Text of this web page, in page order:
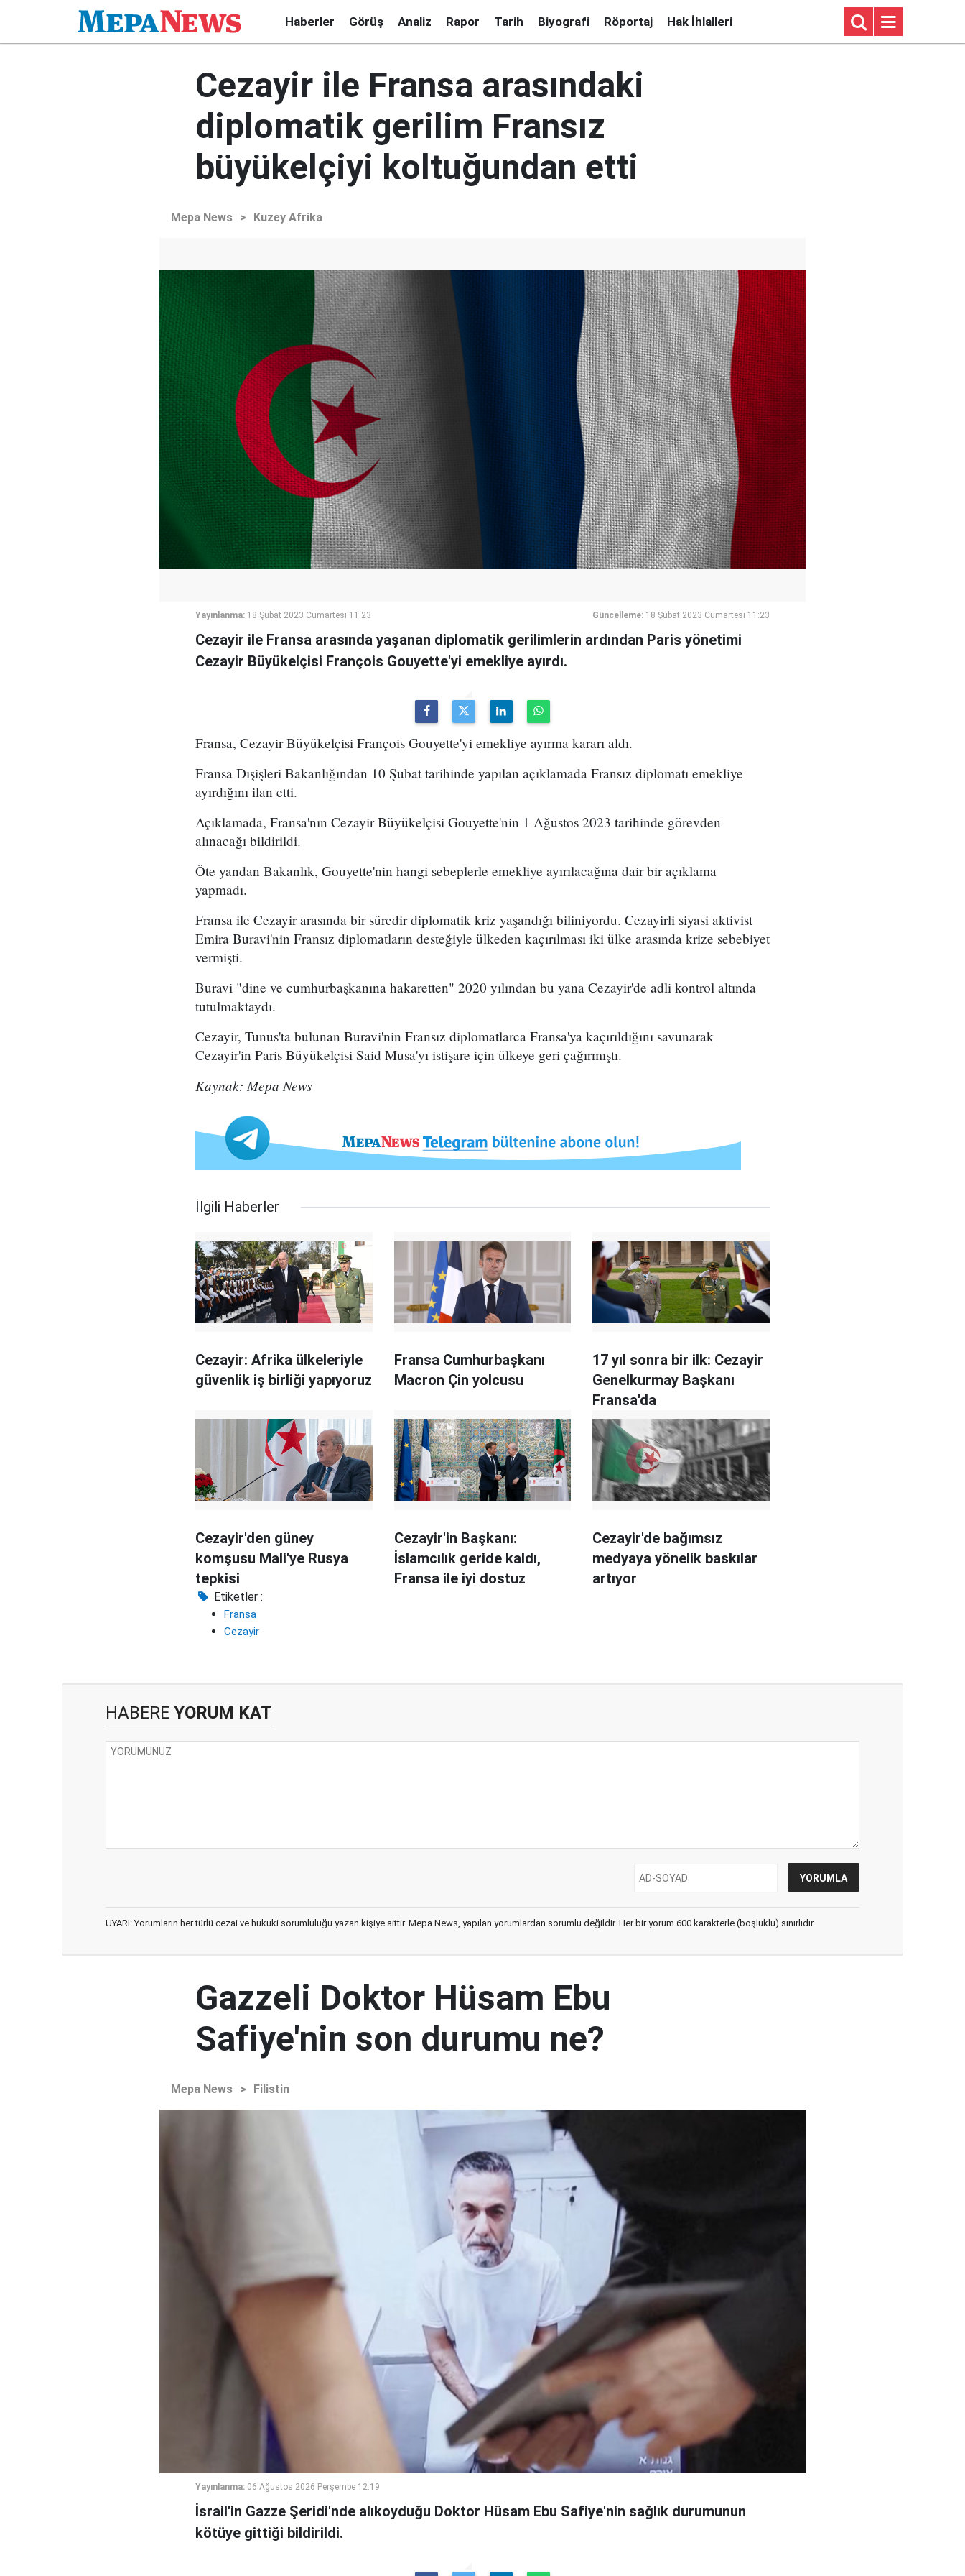
Haberler Görüş Analiz Rapor Tarih Biyografi Röportaj Hak İhlalleri
Cezayir ile Fransa arasındaki
diplomatik gerilim Fransız
büyükelçiyi koltuğundan etti
Mepa News > Kuzey Afrika
Yayınlanma: 18 Şubat 2023 Cumartesi 11:23 Güncelleme: 18 Şubat 2023 Cumartesi 11:23
Cezayir ile Fransa arasında yaşanan diplomatik gerilimlerin ardından Paris yönetimi
Cezayir Büyükelçisi François Gouyette'yi emekliye ayırdı.
Fransa, Cezayir Büyükelçisi François Gouyette'yi emekliye ayırma kararı aldı.
Fransa Dışişleri Bakanlığından 10 Şubat tarihinde yapılan açıklamada Fransız diplomatı emekliye
ayırdığını ilan etti.
Açıklamada, Fransa'nın Cezayir Büyükelçisi Gouyette'nin 1 Ağustos 2023 tarihinde görevden
alınacağı bildirildi.
Öte yandan Bakanlık, Gouyette'nin hangi sebeplerle emekliye ayırılacağına dair bir açıklama
yapmadı.
Fransa ile Cezayir arasında bir süredir diplomatik kriz yaşandığı biliniyordu. Cezayirli siyasi aktivist
Emira Buravi'nin Fransız diplomatların desteğiyle ülkeden kaçırılması iki ülke arasında krize sebebiyet
vermişti.
Buravi "dine ve cumhurbaşkanına hakaretten" 2020 yılından bu yana Cezayir'de adli kontrol altında
tutulmaktaydı.
Cezayir, Tunus'ta bulunan Buravi'nin Fransız diplomatlarca Fransa'ya kaçırıldığını savunarak
Cezayir'in Paris Büyükelçisi Said Musa'yı istişare için ülkeye geri çağırmıştı.
Kaynak: Mepa News
İlgili Haberler
Cezayir: Afrika ülkeleriyle
güvenlik iş birliği yapıyoruz
Fransa Cumhurbaşkanı
Macron Çin yolcusu
17 yıl sonra bir ilk: Cezayir
Genelkurmay Başkanı
Fransa'da
Cezayir'den güney
komşusu Mali'ye Rusya
tepkisi
Cezayir'in Başkanı:
İslamcılık geride kaldı,
Fransa ile iyi dostuz
Cezayir'de bağımsız
medyaya yönelik baskılar
artıyor
Etiketler :
Fransa
Cezayir
HABERE YORUM KAT
UYARI: Yorumların her türlü cezai ve hukuki sorumluluğu yazan kişiye aittir. Mepa News, yapılan yorumlardan sorumlu değildir. Her bir yorum 600 karakterle (boşluklu) sınırlıdır.
Gazzeli Doktor Hüsam Ebu
Safiye'nin son durumu ne?
Mepa News > Filistin
Yayınlanma: 06 Ağustos 2026 Perşembe 12:19
İsrail'in Gazze Şeridi'nde alıkoyduğu Doktor Hüsam Ebu Safiye'nin sağlık durumunun
kötüye gittiği bildirildi.